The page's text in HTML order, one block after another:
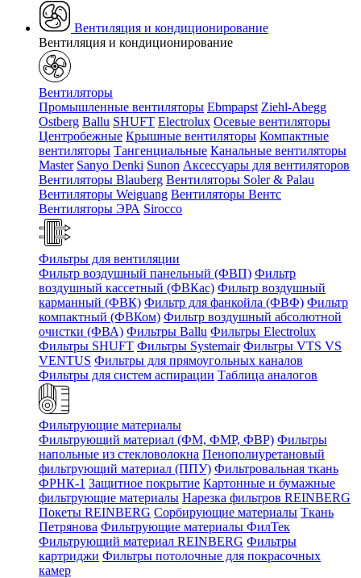
Вентиляция и кондиционирование
Вентиляция и кондиционирование
Вентиляторы
Промышленные вентиляторы Ebmpapst Ziehl-Abegg
Ostberg Ballu SHUFT Electrolux Осевые вентиляторы
Центробежные Крышные вентиляторы Компактные
вентиляторы Тангенциальные Канальные вентиляторы
Master Sanyo Denki Sunon Аксессуары для вентиляторов
Вентиляторы Blauberg Вентиляторы Soler & Palau
Вентиляторы Weiguang Вентиляторы Вентс
Вентиляторы ЭРА Sirocco
Фильтры для вентиляции
Фильтр воздушный панельный (ФВП) Фильтр
воздушный кассетный (ФВКас) Фильтр воздушный
карманный (ФВК) Фильтр для фанкойла (ФВФ) Фильтр
компактный (ФВКом) Фильтр воздушный абсолютной
очистки (ФВА) Фильтры Ballu Фильтры Electrolux
Фильтры SHUFT Фильтры Systemair Фильтры VTS VS
VENTUS Фильтры для прямоугольных каналов
Фильтры для систем аспирации Таблица аналогов
Фильтрующие материалы
Фильтрующий материал (ФМ, ФМР, ФВР) Фильтры
напольные из стекловолокна Пенополиуретановый
фильтрующий материал (ППУ) Фильтровальная ткань
ФРНК-1 Защитное покрытие Картонные и бумажные
фильтрующие материалы Нарезка фильтров REINBERG
Покеты REINBERG Сорбирующие материалы Ткань
Петрянова Фильтрующие материалы ФилТек
Фильтрующий материал REINBERG Фильтры
картриджи Фильтры потолочные для покрасочных
камер